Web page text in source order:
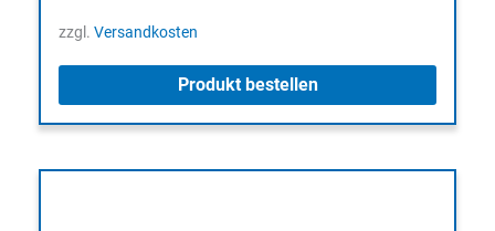
zzgl. Versandkosten
Produkt bestellen